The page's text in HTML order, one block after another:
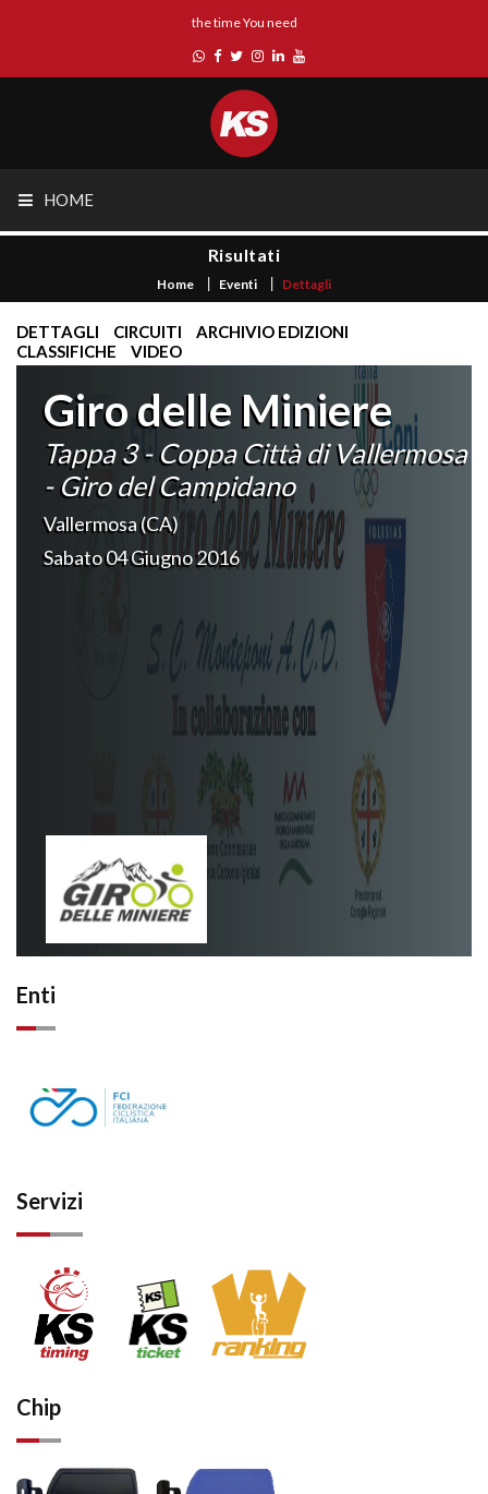
the time You need
HOME
Risultati
Home Eventi Dettagli
DETTAGLI CIRCUITI
ARCHIVIO EDIZIONI
CLASSIFICHE
VIDEO
Giro delle Miniere
Tappa 3 - Coppa Città di Vallermosa
- Giro del Campidano
Vallermosa (CA)
Sabato 04 Giugno 2016
Enti
Servizi
Chip